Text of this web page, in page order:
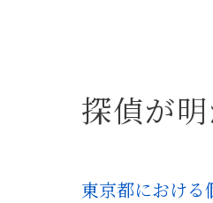
探偵が
東京都における